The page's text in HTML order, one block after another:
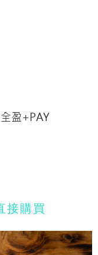
盈+PAY
接購買